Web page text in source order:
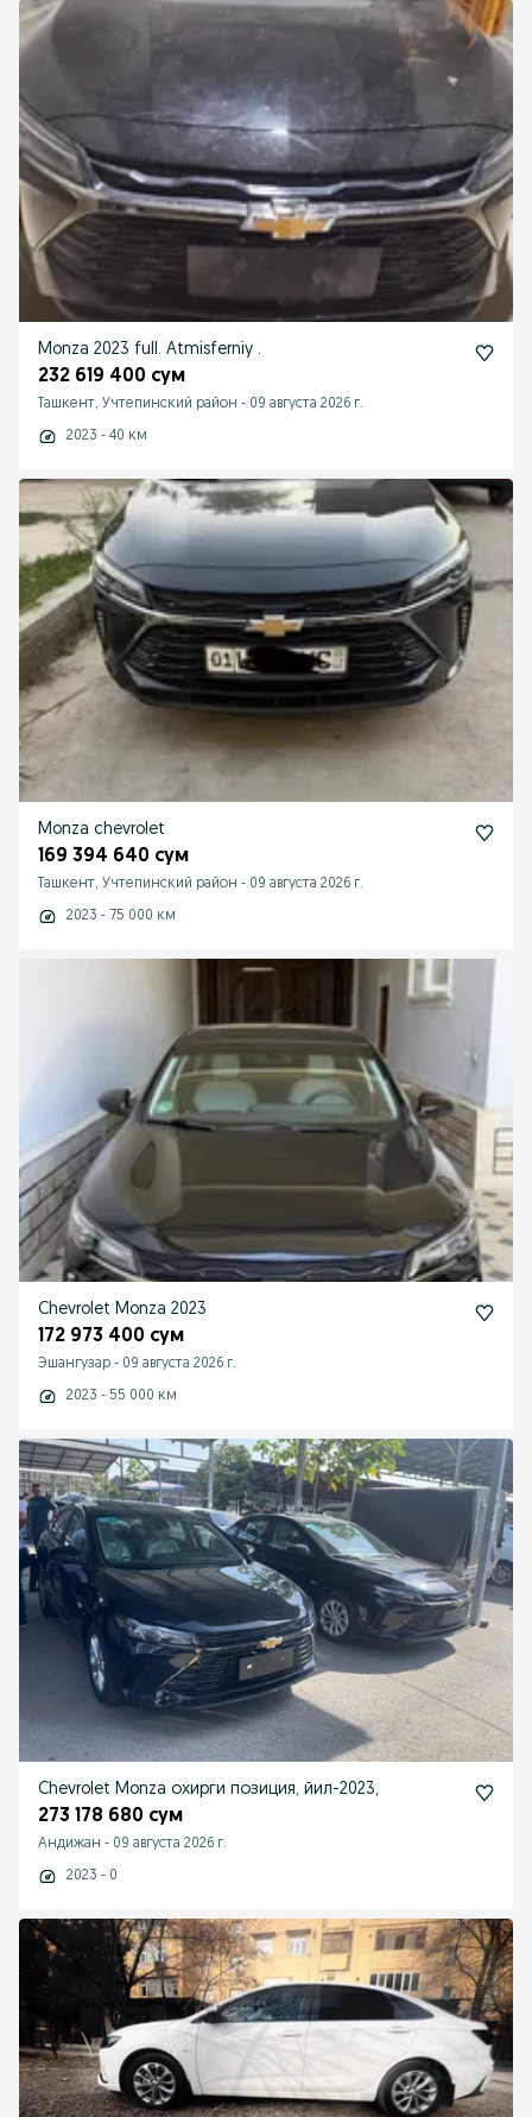
Monza 2023 full. Atmisferniy .
232 619 400 сум
Ташкент, Учтепинский район - 09 августа 2026 г.
2023 - 40 км
Monza chevrolet
169 394 640 сум
Ташкент, Учтепинский район - 09 августа 2026 г.
2023 - 75 000 км
Chevrolet Monza 2023
172 973 400 сум
Эшангузар - 09 августа 2026 г.
2023 - 55 000 км
Chevrolet Monza охирги позиция, йил-2023,
273 178 680 сум
Андижан - 09 августа 2026 г.
2023 - 0